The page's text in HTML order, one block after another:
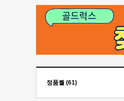
정품퀄 (61)